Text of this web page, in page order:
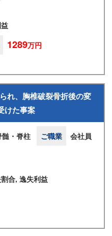
1289万円
れ、胸椎破裂骨折後の変
けた事案
髄・脊柱 ご職業
会社員
合, 逸失利益